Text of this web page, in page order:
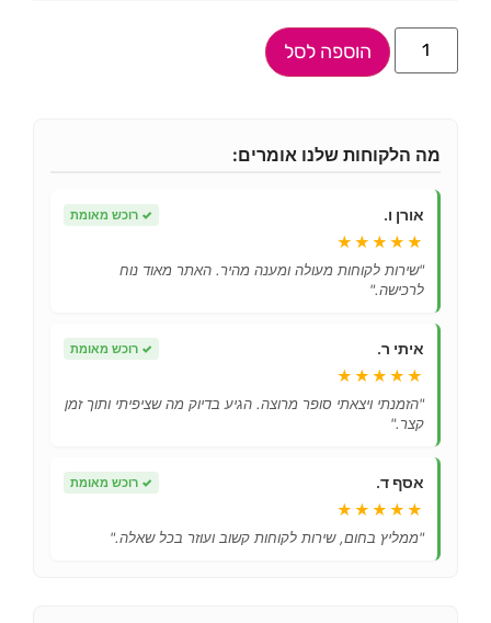
הוספה לסל
מה הלקוחות שלנו אומרים:
אורן ו. ✓ רוכש מאומת
★★★★★
"שירות לקוחות מעולה ומענה מהיר. האתר מאוד נוח
לרכישה."
איתי ר. ✓ רוכש מאומת
★★★★★
"הזמנתי ויצאתי סופר מרוצה. הגיע בדיוק מה שציפיתי ותוך זמן
קצר."
אסף ד. ✓ רוכש מאומת
★★★★★
"ממליץ בחום, שירות לקוחות קשוב ועוזר בכל שאלה."